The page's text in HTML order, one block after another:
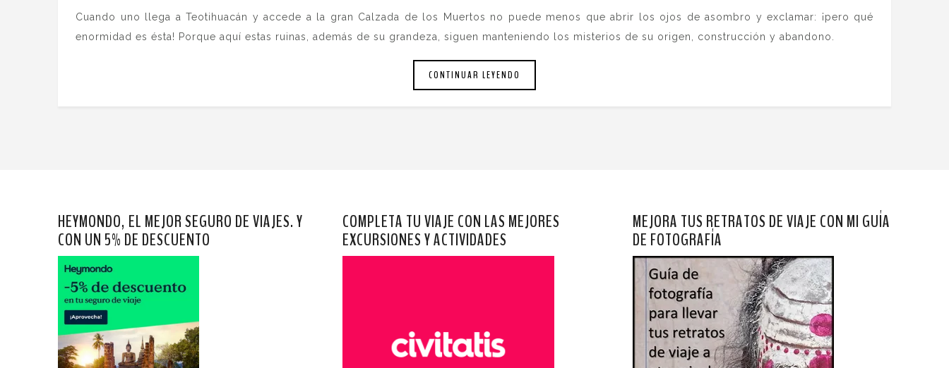
Cuando uno llega a Teotihuacán y accede a la gran Calzada de los Muertos no puede menos que abrir los ojos de asombro y exclamar: ¡pero qué
enormidad es ésta! Porque aquí estas ruinas, además de su grandeza, siguen manteniendo los misterios de su origen, construcción y abandono.
CONTINUAR LEYENDO
HEYMONDO, EL MEJOR SEGURO DE VIAJES. Y
CON UN 5% DE DESCUENTO
COMPLETA TU VIAJE CON LAS MEJORES
EXCURSIONES Y ACTIVIDADES
MEJORA TUS RETRATOS DE VIAJE CON MI GUÍA
DE FOTOGRAFÍA